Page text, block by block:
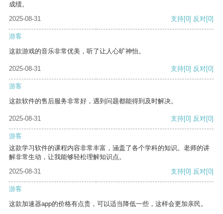
成绩。
2025-08-31
支持[0] 反对[0]
游客
这款游戏的音乐非常优美，听了让人心旷神怡。
2025-08-31 支持[0] 反对[0]
游客
这款软件的售后服务非常好，遇到问题都能得到及时解决。
2025-08-31 支持[0] 反对[0]
游客
这款学习软件的课程内容非常丰富，涵盖了各个学科的知识。老师的讲
解非常生动，让我能够轻松理解知识点。
2025-08-31
支持[0] 反对[0]
游客
这款加速器app的价格有点贵，可以适当降低一些，这样会更加亲民。